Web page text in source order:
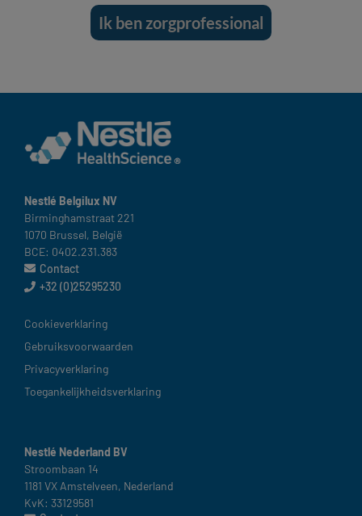
Ik ben zorgprofessional
Nestlé Belgilux NV​
Birminghamstraat 221 ​
1070 Brussel, België​
BCE: 0402.231.383
Contact
+32 (0)25295230
België
Cookieverklaring​
Gebruiksvoorwaarden​
Privacyverklaring
Toegankelijkheidsverklaring
Nestlé Nederland BV
Stroombaan 14​
1181 VX Amstelveen, Nederland​
KvK: 33129581